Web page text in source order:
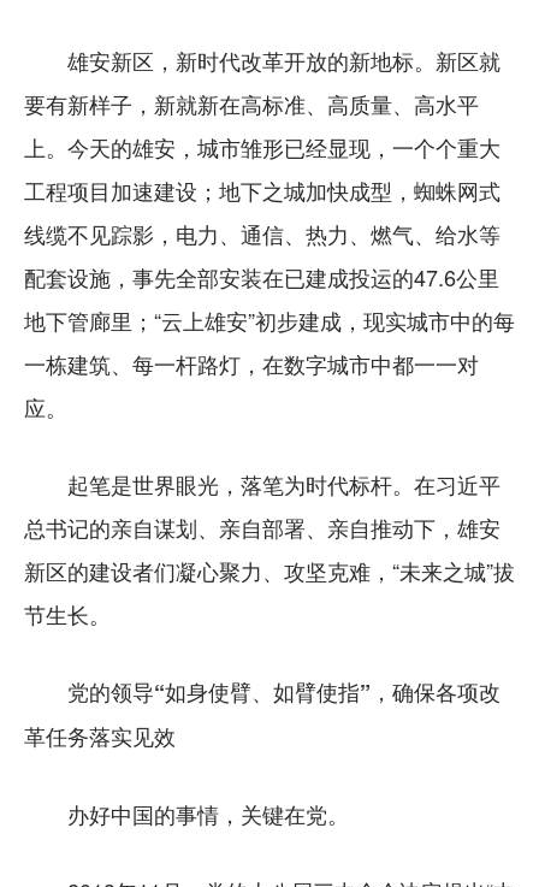
雄安新区，新时代改革开放的新地标。新区就
要有新样子，新就新在高标准、高质量、高水平
上。今天的雄安，城市雏形已经显现，一个个重大
工程项目加速建设；地下之城加快成型，蜘蛛网式
线缆不见踪影，电力、通信、热力、燃气、给水等
配套设施，事先全部安装在已建成投运的47.6公里
地下管廊里；“云上雄安”初步建成，现实城市中的每
一栋建筑、每一杆路灯，在数字城市中都一一对
应。
起笔是世界眼光，落笔为时代标杆。在习近平
总书记的亲自谋划、亲自部署、亲自推动下，雄安
新区的建设者们凝心聚力、攻坚克难，“未来之城”拔
节生长。
党的领导“如身使臂、如臂使指”，确保各项改
革任务落实见效
办好中国的事情，关键在党。